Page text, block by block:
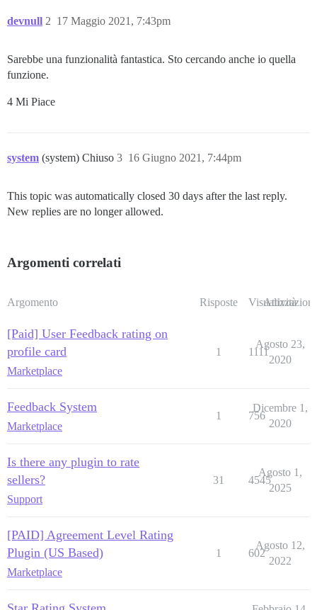
devnull 17 Maggio 2021, 7:43pm
2
Sarebbe una funzionalità fantastica. Sto cercando anche io quella
funzione.
4 Mi Piace
system (system) Chiuso 16 Giugno 2021, 7:44pm
3
This topic was automatically closed 30 days after the last reply.
New replies are no longer allowed.
Argomenti correlati
Argomento Risposte Visualizzazioni
Attività
[Paid] User Feedback rating on
profile card
Marketplace
1 1111
Agosto 23,
2020
Feedback System
Marketplace
1 756
Dicembre 1,
2020
Is there any plugin to rate
sellers?
Support
31 4545
Agosto 1,
2025
[PAID] Agreement Level Rating
Plugin (US Based)
Marketplace
1 602
Agosto 12,
2022